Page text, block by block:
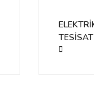
TESİSAT